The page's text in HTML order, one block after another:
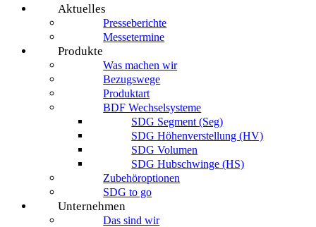
Aktuelles
Presseberichte
Messetermine
Produkte
Was machen wir
Bezugswege
Produktart
BDF Wechselsysteme
SDG Segment (Seg)
SDG Höhenverstellung (HV)
SDG Volumen
SDG Hubschwinge (HS)
Zubehöroptionen
SDG to go
Unternehmen
Das sind wir